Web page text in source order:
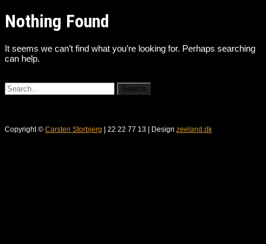
Nothing Found
It seems we can’t find what you’re looking for. Perhaps searching
can help.
Copyright © Carsten Storbjerg | 22 22 77 13 | Design zeeland.dk